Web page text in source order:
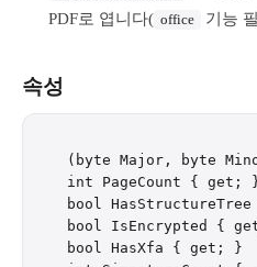
PDF로 엽니다( office 기능
속성
(byte Major, byte
int PageCount {
bool
bool IsEncrypted {
bool HasXfa {